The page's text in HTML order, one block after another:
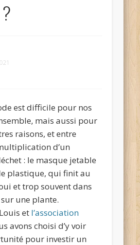
est difficile pour nos
mais aussi pour
raisons, et entre
d’un
: le masque jetable
plastique, qui finit au
et trop souvent dans
sur une plante.
et l’association
avons choisi d’y voir
pour investir un